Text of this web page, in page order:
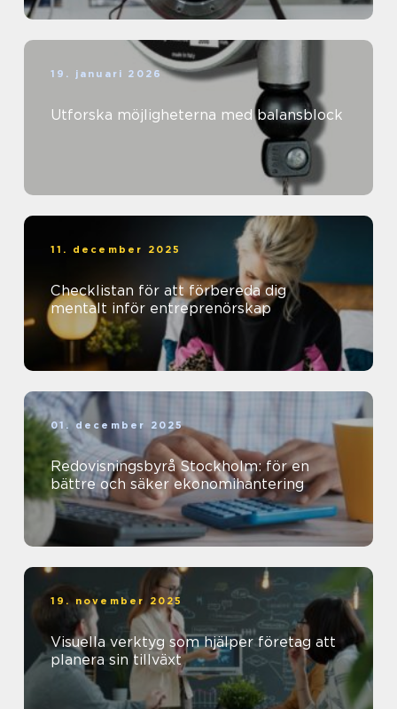
19. januari 2026
Utforska möjligheterna med balansblock
11. december 2025
Checklistan för att förbereda dig
mentalt inför entreprenörskap
01. december 2025
Redovisningsbyrå Stockholm: för en
bättre och säker ekonomihantering
19. november 2025
Visuella verktyg som hjälper företag att
planera sin tillväxt